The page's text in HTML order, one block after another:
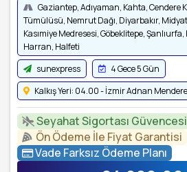
Gaziantep, Adıyaman, Kahta, Cendere
Tümülüsü, Nemrut Dağı, Diyarbakır,
Kasımiye Medresesi, Göbeklitepe, Şanlıurfa,
Harran, Halfeti
sunexpress
4 Gece 5 Gün
Kalkış Yeri: 04.00 - İzmir Adnan
Seyahat Sigortası Güvencesi
Ön Ödeme İle Fiyat Garantisi
Vade Farksız Ödeme Planı